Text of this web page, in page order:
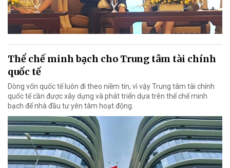
Thể chế minh bạch cho Trung tâm tài chính
quốc tế
Dòng vốn quốc tế luôn đi theo niềm tin, vì vậy Trung tâm tài chính
quốc tế cần được xây dựng và phát triển dựa trên thể chế minh
bạch để nhà đầu tư yên tâm hoạt động.